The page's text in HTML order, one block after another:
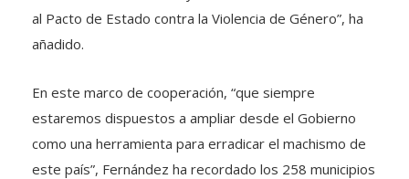
al Pacto de Estado contra la Violencia de Género”, ha
añadido.
En este marco de cooperación, “que siempre
estaremos dispuestos a ampliar desde el Gobierno
como una herramienta para erradicar el machismo de
este país”, Fernández ha recordado los 258 municipios